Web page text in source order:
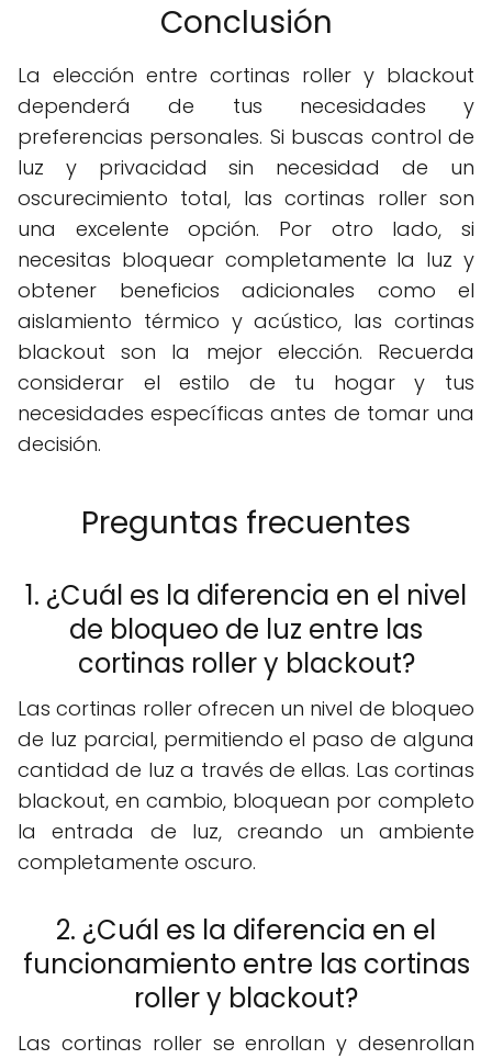
Conclusión
La elección entre cortinas roller y blackout
dependerá de tus necesidades y
preferencias personales. Si buscas control de
luz y privacidad sin necesidad de un
oscurecimiento total, las cortinas roller son
una excelente opción. Por otro lado, si
necesitas bloquear completamente la luz y
obtener beneficios adicionales como el
aislamiento térmico y acústico, las cortinas
blackout son la mejor elección. Recuerda
considerar el estilo de tu hogar y tus
necesidades específicas antes de tomar una
decisión.
Preguntas frecuentes
1. ¿Cuál es la diferencia en el nivel
de bloqueo de luz entre las
cortinas roller y blackout?
Las cortinas roller ofrecen un nivel de bloqueo
de luz parcial, permitiendo el paso de alguna
cantidad de luz a través de ellas. Las cortinas
blackout, en cambio, bloquean por completo
la entrada de luz, creando un ambiente
completamente oscuro.
2. ¿Cuál es la diferencia en el
funcionamiento entre las cortinas
roller y blackout?
Las cortinas roller se enrollan y desenrollan